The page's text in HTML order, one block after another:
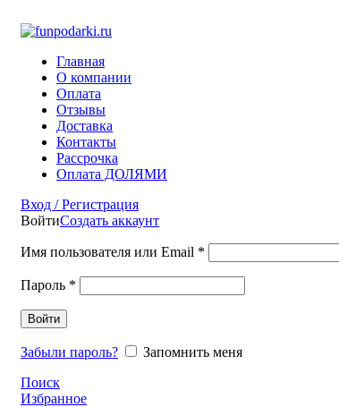
Главная
О компании
Оплата
Отзывы
Доставка
Контакты
Рассрочка
Оплата ДОЛЯМИ
Вход / Регистрация
ВойтиСоздать аккаунт
Имя пользователя или Email *
Пароль *
Войти
Забыли пароль?
Запомнить меня
Поиск
Избранное